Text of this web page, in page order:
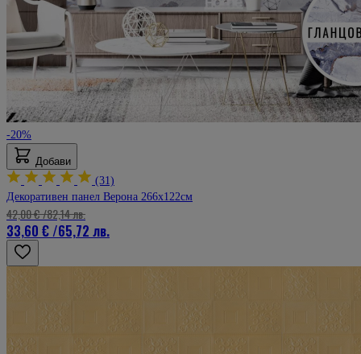
-20%
Добави
(31)
Декоративен панел Верона 266х122см
33,60 €/65,72 лв.
42,00 €/82,14 лв.